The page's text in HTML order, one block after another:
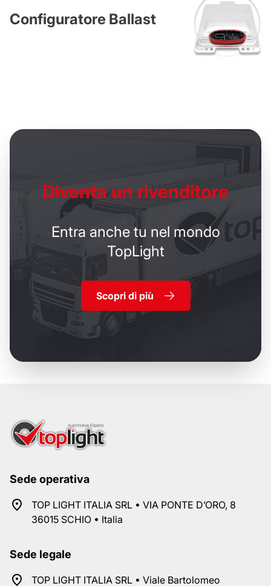
Configuratore Ballast
Diventa un rivenditore
Entra anche tu nel mondo
TopLight
Scopri di più
Sede operativa
TOP LIGHT ITALIA SRL • VIA PONTE D’ORO, 8
36015 SCHIO • Italia
Sede legale
TOP LIGHT ITALIA SRL • Viale Bartolomeo